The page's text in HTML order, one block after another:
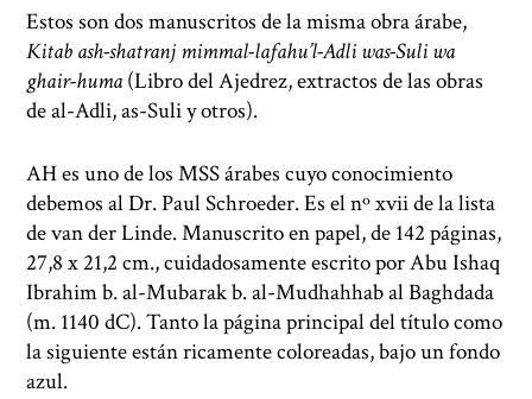
Estos son dos manuscritos de la misma obra árabe,
Kitab ash-shatranj mimmal-lafahu’l-Adli was-Suli wa
ghair-huma(Libro del Ajedrez, extractos de las obras
de al-Adli, as-Suli y otros).
AH es uno de los MSS árabes cuyo conocimiento
debemos al Dr. Paul Schroeder. Es el nº xvii de la lista
de van der Linde. Manuscrito en papel, de 142 páginas,
27,8 x 21,2 cm., cuidadosamente escrito por Abu Ishaq
Ibrahim b. al-Mubarak b. al-Mudhahhab al Baghdada
(m. 1140 dC). Tanto la página principal del título como
la siguiente están ricamente coloreadas, bajo un fondo
azul.